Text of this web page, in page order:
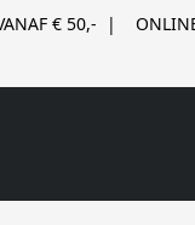
€ 50,- | ONLINE